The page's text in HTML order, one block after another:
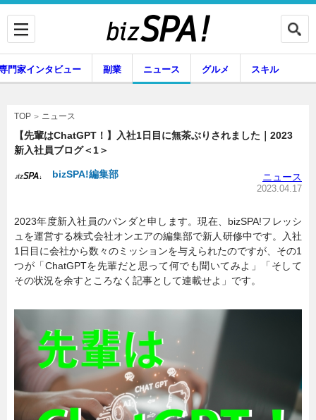
企業インタビュー 専門家インタビュー
副業 ニュース
グルメ スキル
暮らし
連載一覧
門家インタビュー 副業 ニュース グルメ スキル
TOP ニュース
【先輩はChatGPT！】入社1日目に無茶ぶりされました｜2023
新入社員ブログ＜1＞
bizSPA!編集部 ニュース
2023.04.17
2023年度新入社員のパンダと申します。現在、bizSPA!フレッシ
ュを運営する株式会社オンエアの編集部で新人研修中です。入社
1日目に会社から数々のミッションを与えられたのですが、その1
つが「ChatGPTを先輩だと思って何でも聞いてみよ」「そして
その状況を余すところなく記事として連載せよ」です。